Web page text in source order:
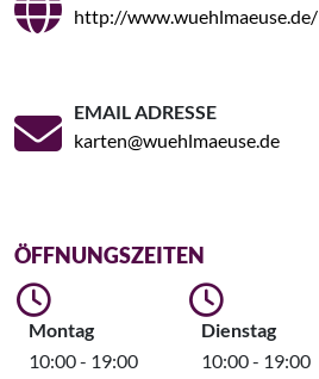
http://www.wuehlmaeuse.de/
EMAIL ADRESSE
karten@wuehlmaeuse.de
ÖFFNUNGSZEITEN
Montag
10:00 - 19:00
Dienstag
10:00 - 19:00